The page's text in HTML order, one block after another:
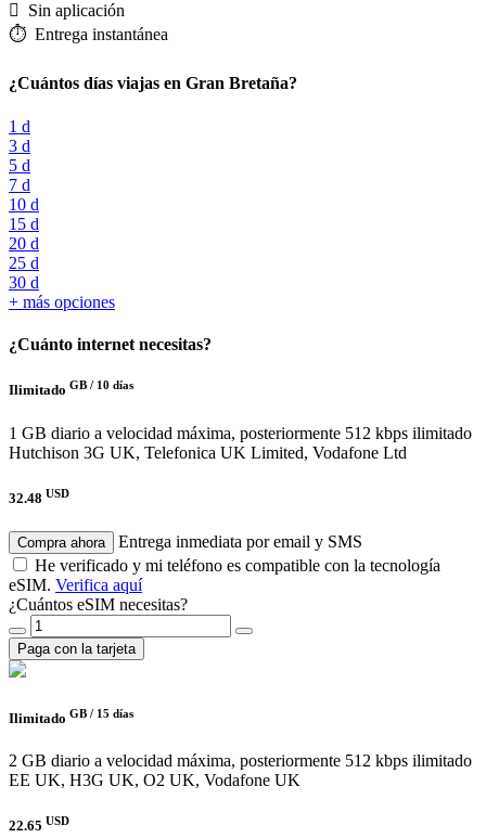
️ Sin aplicación
⏱️️ Entrega instantánea
¿Cuántos días viajas en Gran Bretaña?
1 d
3 d
5 d
7 d
10 d
15 d
20 d
25 d
30 d
+ más opciones
¿Cuánto internet necesitas?
Ilimitado GB / 10 días
1 GB diario a velocidad máxima, posteriormente 512 kbps ilimitado
Hutchison 3G UK, Telefonica UK Limited, Vodafone Ltd
32.48 USD
Compra ahora
Entrega inmediata por email y SMS
He verificado y mi teléfono es compatible con la tecnología
eSIM. Verifica aquí
¿Cuántos eSIM necesitas?
Paga con la tarjeta
Ilimitado GB / 15 días
2 GB diario a velocidad máxima, posteriormente 512 kbps ilimitado
EE UK, H3G UK, O2 UK, Vodafone UK
22.65 USD